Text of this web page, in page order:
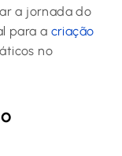
a jornada do
para a criação
no